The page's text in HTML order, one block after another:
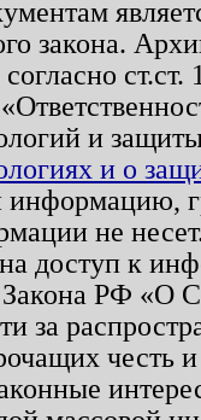
закона.
и
и о
не
доступ к
Закона РФ «О
за
честь